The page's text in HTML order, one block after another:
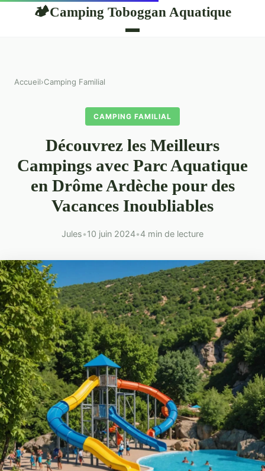
🏕Camping Toboggan Aquatique
Accueil›Camping Familial
CAMPING FAMILIAL
Découvrez les Meilleurs
Campings avec Parc Aquatique
en Drôme Ardèche pour des
Vacances Inoubliables
Jules•10 juin 2024•4 min de lecture